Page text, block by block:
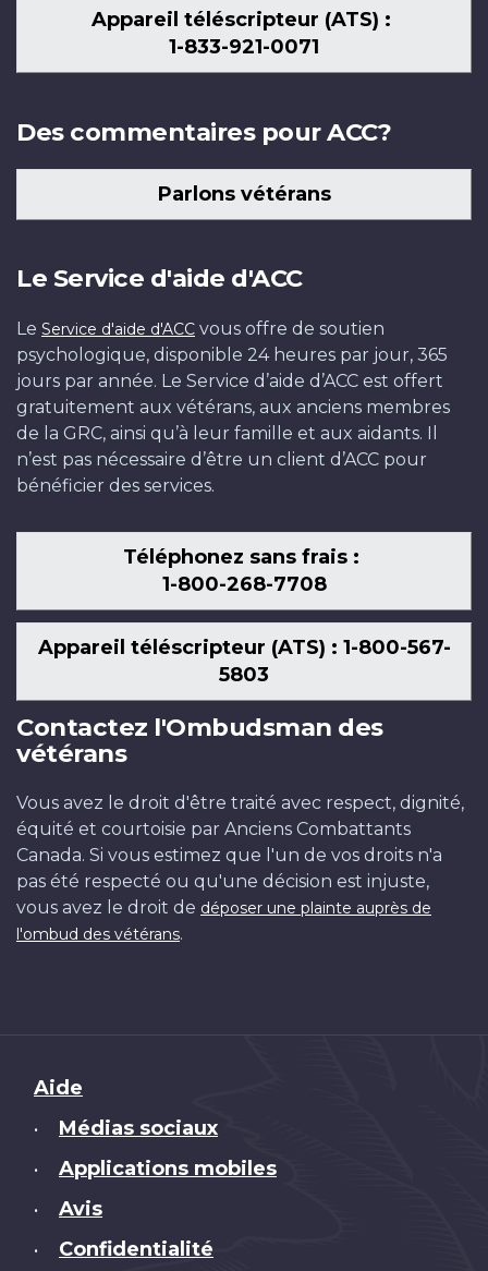
Appareil téléscripteur (ATS) :
1-833-921-0071
Des commentaires pour ACC?
Parlons vétérans
Le Service d'aide d'ACC
Le Service d'aide d'ACC vous offre de soutien
psychologique, disponible 24 heures par jour, 365
jours par année. Le Service d’aide d’ACC est offert
gratuitement aux vétérans, aux anciens membres
de la GRC, ainsi qu’à leur famille et aux aidants. Il
n’est pas nécessaire d’être un client d’ACC pour
bénéficier des services.
Téléphonez sans frais :
1-800-268-7708
Appareil téléscripteur (ATS) : 1-800-567-
5803
Contactez l'Ombudsman des
vétérans
Vous avez le droit d'être traité avec respect, dignité,
équité et courtoisie par Anciens Combattants
Canada. Si vous estimez que l'un de vos droits n'a
pas été respecté ou qu'une décision est injuste,
vous avez le droit de déposer une plainte auprès de
l'ombud des vétérans.
Brand
Aide
• Médias sociaux
• Applications mobiles
• Avis
• Confidentialité